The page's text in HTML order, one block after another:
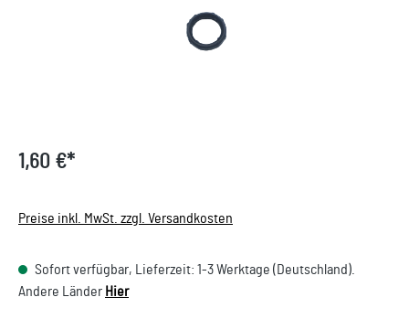
1,60 €*
Preise inkl. MwSt. zzgl. Versandkosten
Sofort verfügbar, Lieferzeit: 1-3 Werktage (Deutschland).
Andere Länder Hier